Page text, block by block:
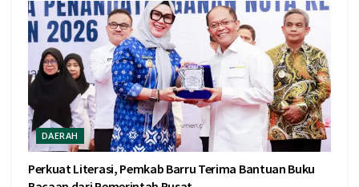
DAERAH
Perkuat Literasi, Pemkab Barru Terima Bantuan Buku